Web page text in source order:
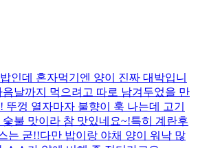
인데 혼자먹기엔 양이 진짜 대박입니
날까지 먹으려고 따로 남겨두었을 만
뚜껑 열자마자 불향이 훅 나는데 고기
불 맛이라 참 맛있네요~!특히 계란후
는 굳!! ​다만 밥이랑 야채 양이 워낙 많